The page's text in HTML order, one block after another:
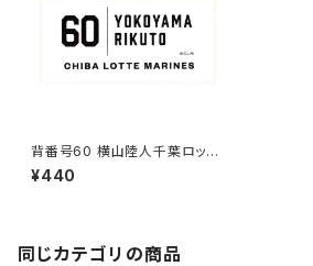
背番号60 横山陸人千葉ロッテ
マリーンズ 選手ステッカー（ホワ
イトC)
¥440
同じカテゴリの商品